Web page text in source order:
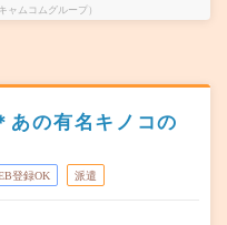
ャムコムグループ）
あの有名キノコの
登録OK 派遣